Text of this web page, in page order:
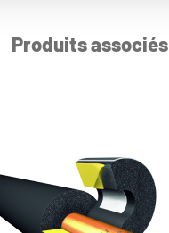
Produits associés